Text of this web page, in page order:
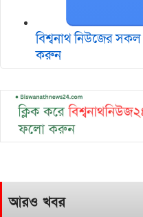
বিশ্বনাথ নিউজের
করুন
আরও খবর